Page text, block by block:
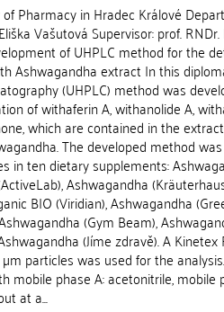
Pharmacy in Hradec Králové
Vašutová Supervisor: prof.
of UHPLC method for the
Ashwagandha extract In this
(UHPLC) method was
of withaferin A, withanolide A,
which are contained in the
The developed method
in ten dietary supplements:
Ashwagandha
BIO (Viridian), Ashwagandha
(Gym Beam),
(Jíme zdravě). A
particles was used for the
mobile phase A: acetonitrile, mobile
at a...